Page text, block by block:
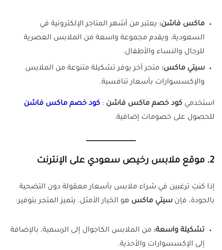
ماكس فاشن: يعتبر من أشهر المتاجر الإلكترونية في
السعودية، ويقدم مجموعة واسعة من الملابس العصرية
للرجال والنساء والأطفال.
سيتي ماكس: متجر آخر يوفر تشكيلة متنوعة من الملابس
والإكسسوارات بأسعار تنافسية.
استخدمي كود خصم ماكس فاشن : كود خصم ماكس فاشن
للحصول على خصومات إضافية.
2. موقع ملابس رخيص سعودي على الإنترنت
إذا كنتِ ترغبين في شراء ملابس بأسعار معقولة دون التضحية
بالجودة، فإن سيتي ماكس هو الخيار الأمثل. يتميز المتجر بتوفير:
تشكيلة واسعة: من الملابس الكاجوال إلى الرسمية، بالإضافة
إلى الإكسسوارات والأحذية.